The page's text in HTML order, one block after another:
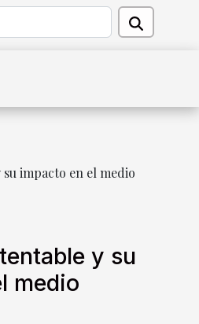
impacto en el medio
y su
medio